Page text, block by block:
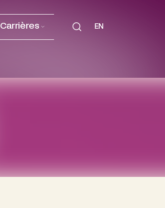
Carrières EN